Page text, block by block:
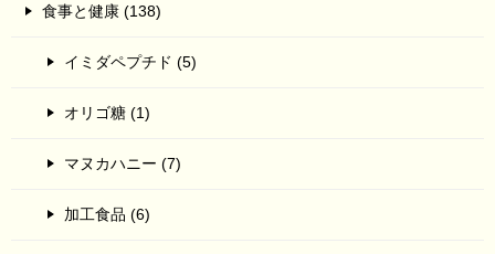
食事と健康 (138)
イミダペプチド (5)
オリゴ糖 (1)
マヌカハニー (7)
加工食品 (6)